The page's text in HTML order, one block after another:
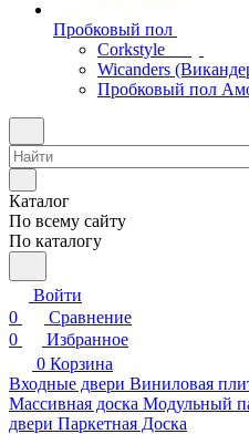
Пробковый пол
Corkstyle
Wicanders
Пробковый пол
Каталог
По всему сайту
По каталогу
Войти
0
Сравнение
0
Избранное
0 Корзина
Входные двери Виниловая
Массивная доска Модульный
двери Паркетная Доска